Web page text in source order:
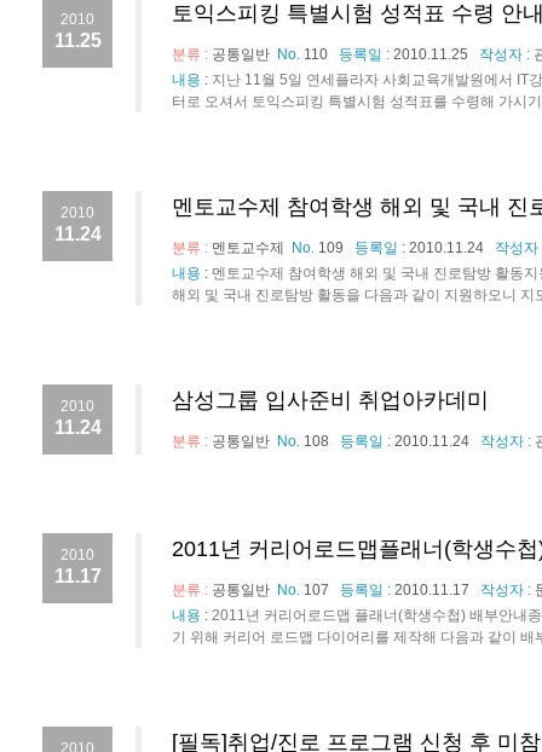
2010
11.25
토익스피킹 특별시험 성적표 수령 안
분류 : 공통일반 No. 110 등록일 : 2010.11.25 작성자 :
내용 : 지난 11월 5일 연세플라자 사회교육개발원에서 IT
터로 오셔서 토익스피킹 특별시험 성적표를 수령해 가시
2010
11.24
멘토교수제 참여학생 해외 및 국내 진
분류 : 멘토교수제 No. 109 등록일 : 2010.11.24
작성
내용 : 멘토교수제 참여학생 해외 및 국내 진로탐방 활동
해외 및 국내 진로탐방 활동을 다음과 같이 지원하오니
2010
11.24
삼성그룹 입사준비 취업아카데미
분류 : 공통일반 No. 108 등록일 : 2010.11.24 작성자 :
2010
11.17
2011년 커리어로드맵플래너(학생수
분류 : 공통일반 No. 107 등록일 : 2010.11.17 작성자 :
내용 : 2011년 커리어로드맵 플래너(학생수첩) 배부안내
기 위해 커리어 로드맵 다이어리를 제작해 다음과 같이
2010 [필독]취업/진로 프로그램 신청 후 미